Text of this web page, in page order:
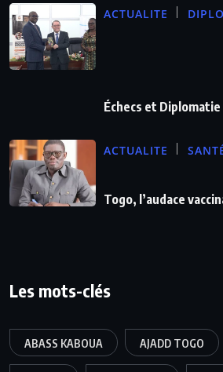
ACTUALITE
Échecs et Diplomatie
ACTUALITE
Togo, l’audace
Les mots-clés
ABASS KABOUA AJADD TOGO